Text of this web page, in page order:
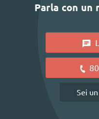
Parla con un
Sei